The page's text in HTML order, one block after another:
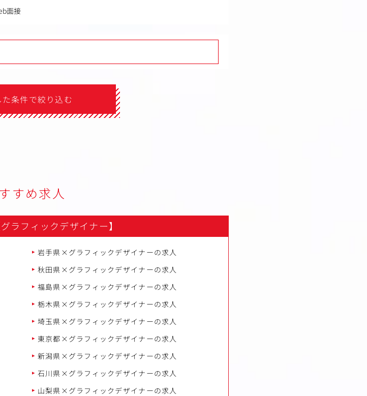
面接
条件で絞り込む
すめ求人
グラフィックデザイナー】
岩手県×グラフィックデザイナーの求人
秋田県×グラフィックデザイナーの求人
福島県×グラフィックデザイナーの求人
栃木県×グラフィックデザイナーの求人
埼玉県×グラフィックデザイナーの求人
東京都×グラフィックデザイナーの求人
新潟県×グラフィックデザイナーの求人
石川県×グラフィックデザイナーの求人
山梨県×グラフィックデザイナーの求人